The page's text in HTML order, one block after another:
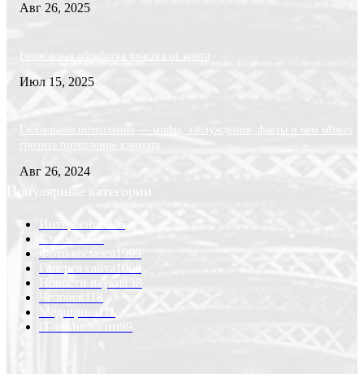
Авг 26, 2025
Безопасная обработка участка от крота
Июл 15, 2025
Глобальное потепление — мифы, заблуждения, факты и чем может
грозить потепление климата
Авг 26, 2024
Популярные категории
Интересно
6226
Статьи
Фото космоса
1999
Галерея сайта
1068
Новости науки
Человек
118
Медицина
IT-технологии99